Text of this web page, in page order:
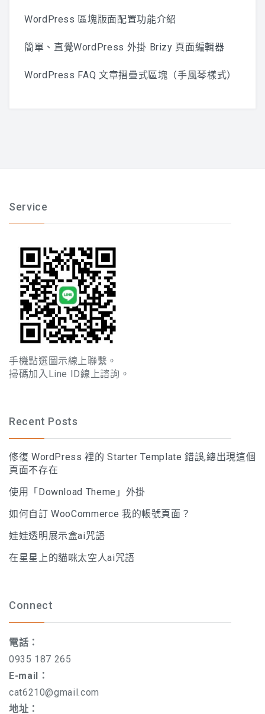
WordPress 區塊版面配置功能介紹
簡單、直覺WordPress 外掛 Brizy 頁面編輯器
WordPress FAQ 文章摺疊式區塊（手風琴樣式）
Service
手機點選圖示線上聯繫。
掃碼加入Line ID線上諮詢。
Recent Posts
修復 WordPress 裡的 Starter Template 錯誤,總出現這個
頁面不存在
使用「Download Theme」外掛
如何自訂 WooCommerce 我的帳號頁面？
娃娃透明展示盒ai咒語
在星星上的貓咪太空人ai咒語
Connect
電話：
0935 187 265
E-mail：
cat6210@gmail.com
地址：